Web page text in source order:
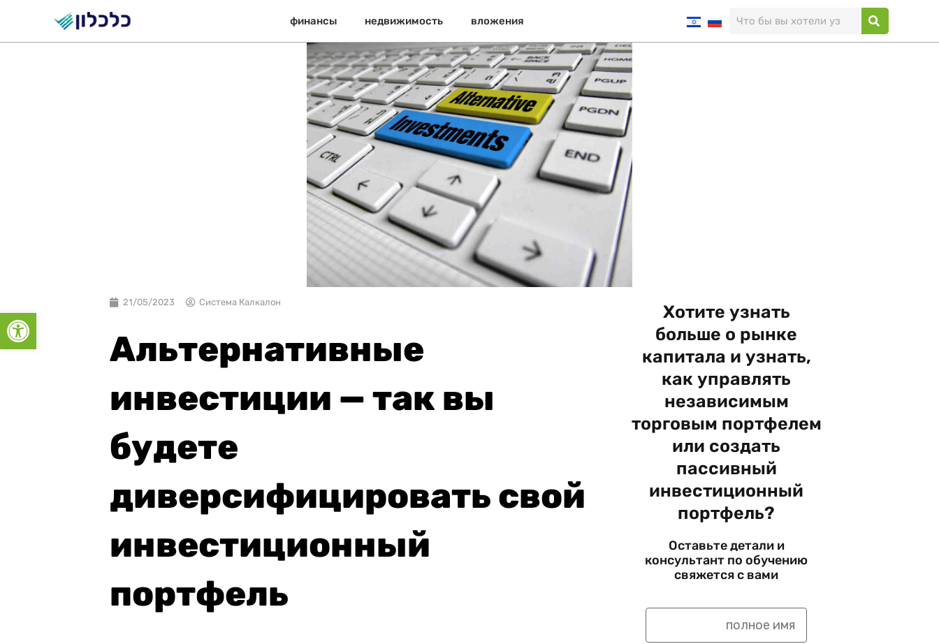
Открыть панель инструментов
содержимому
финансы недвижимость вложения
21/05/2023 Система Калкалон
Альтернативные
инвестиции — так вы
будете
диверсифицировать свой
инвестиционный
портфель
Хотите узнать
больше о рынке
капитала и узнать,
как управлять
независимым
торговым портфелем
или создать
пассивный
инвестиционный
портфель?
Оставьте детали и
консультант по обучению
свяжется с вами